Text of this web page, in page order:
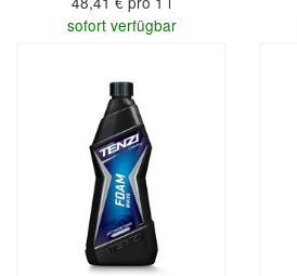
sofort verfügbar